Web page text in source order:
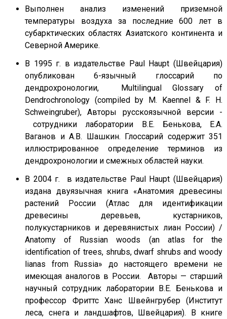
Выполнен анализ изменений приземной
температуры воздуха за последние 600 лет в
субарктических областях Азиатского континента и
Северной Америке.
В 1995 г. в издательстве Paul Haupt (Швейцария)
опубликован 6-язычный глоссарий по
дендрохронологии, Multilingual Glossary of
Dendrochronology (compiled by M. Kaennel & F. H.
Schweingruber), Авторы русскоязычной версии -
сотрудники лаборатории В.Е. Бенькова, Е.А.
Ваганов и А.В. Шашкин. Глоссарий содержит 351
иллюстрированное определение терминов из
дендрохронологии и смежных областей науки.
В 2004 г. в издательстве Paul Haupt (Швейцария)
издана двуязычная книга «Анатомия древесины
растений России (Атлас для идентификации
древесины деревьев, кустарников,
полукустарников и деревянистых лиан России) /
Anatomy of Russian woods (an atlas for the
identification of trees, shrubs, dwarf shrubs and woody
lianas from Russia» до настоящего времени не
имеющая аналогов в России. Авторы — старший
научный сотрудник лаборатории В.Е. Бенькова и
профессор Фриттс Ханс Швейнгрубер (Институт
леса, снега и ландшафтов, Швейцария). В книге